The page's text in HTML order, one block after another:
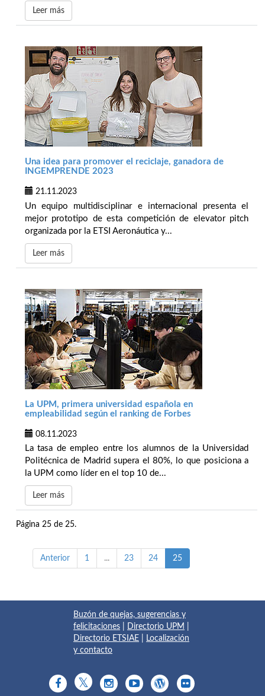
Leer más
Una idea para promover el reciclaje, ganadora de
INGEMPRENDE 2023
21.11.2023
Un equipo multidisciplinar e internacional presenta el
mejor prototipo de esta competición de elevator pitch
organizada por la ETSI Aeronáutica y...
Leer más
La UPM, primera universidad española en
empleabilidad según el ranking de Forbes
08.11.2023
La tasa de empleo entre los alumnos de la Universidad
Politécnica de Madrid supera el 80%, lo que posiciona a
la UPM como líder en el top 10 de...
Leer más
Página 25 de 25.
Anterior 1 ... 23 24 25
Buzón de quejas, sugerencias y
felicitaciones
Directorio UPM
Directorio ETSIAE
Localización
y contacto